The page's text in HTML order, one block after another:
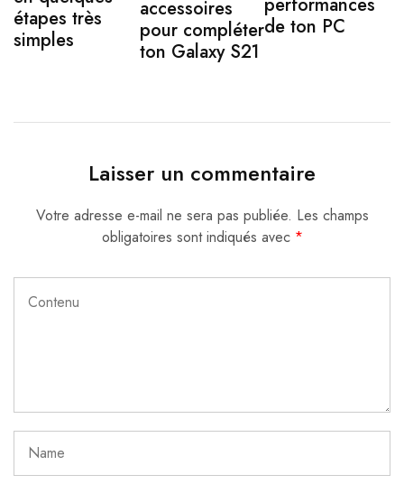
étapes très
simples
accessoires
pour compléter
ton Galaxy S21
performances
de ton PC
Laisser un commentaire
Votre adresse e-mail ne sera pas publiée. Les champs
obligatoires sont indiqués avec *